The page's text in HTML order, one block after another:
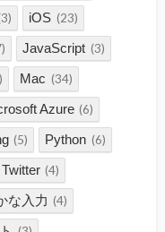
iOS (23)
JavaScript (3)
Mac (34)
Azure (6)
(5) Python (6)
Twitter (4)
な入力 (4)